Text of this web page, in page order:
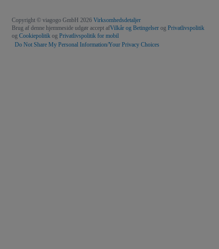
Copyright © viagogo GmbH 2026 Virksomhedsdetaljer
Brug af denne hjemmeside udgør accept afVilkår og Betingelser og Privatlivspolitik
og Cookiepolitik og Privatlivspolitik for mobil
Do Not Share My Personal Information/Your Privacy Choices